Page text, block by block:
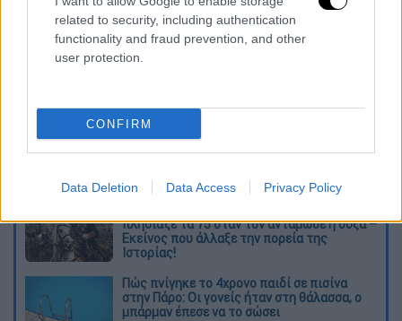
related to security, including authentication
functionality and fraud prevention, and other
user protection.
CONFIRM
Data Deletion Data Access Privacy Policy
ΑΑΔΕ: Στη φάκα όσοι δεν
επανενταχθούν στις ρυθμίσεις χρεών -
Ερχονται 200.000 ραβασάκια
Από το Μίσιγκαν στον Λευκό Οίκο: Τι
σημαίνει η νίκη του Αμπντούλ Ελ-Σαγέντ
πλησίαζε τα 75 όταν τον αντάμωσε η δόξα –
Εκείνος που άλλαξε την πορεία της
Ιστορίας!
Πώς πνίγηκε το 4χρονο παιδί σε πισίνα
στην Πάρο: Οι γονείς ήταν στη θάλασσα, ο
μπάρμαν έπεσε να το σώσει